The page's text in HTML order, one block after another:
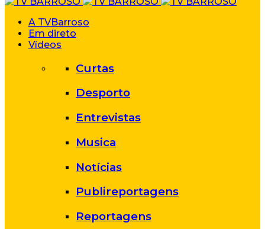
A TVBarroso
Em direto
Vídeos
Curtas
Desporto
Entrevistas
Musica
Notícias
Publireportagens
Reportagens